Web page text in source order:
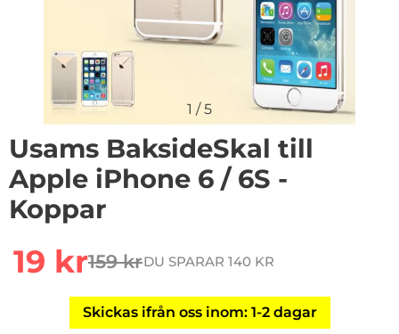
1 /5
Usams BaksideSkal till
Apple iPhone 6 / 6S -
Koppar
rea pris
19 krtidigare pris
159 krDU SPARAR 140 KR
Skickas ifrån oss inom: 1-2 dagar